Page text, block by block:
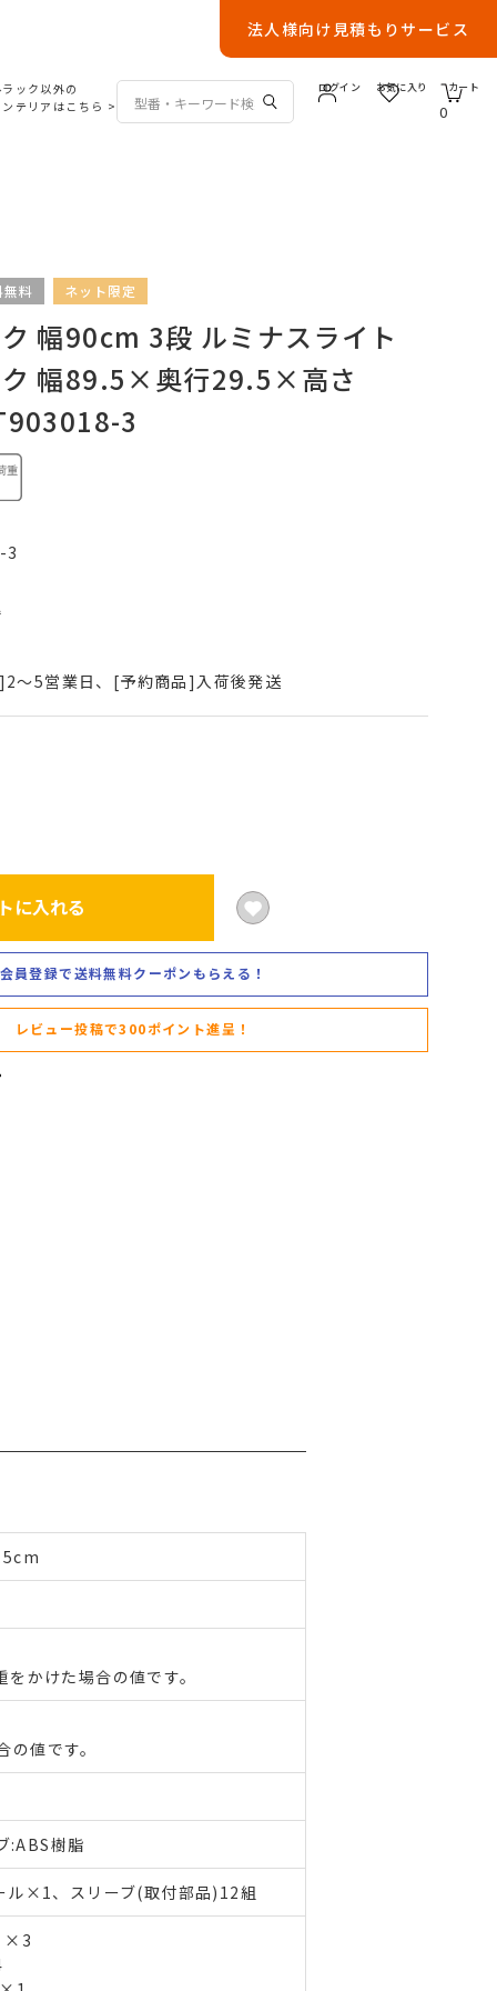
法人様向け見積もりサービス
ック以外の
テリアはこちら >
ログイン お気に入り
0
カート
無料 ネット限定
幅90cm 3段 ルミナスライト
ク 幅89.5×奥行29.5×高さ
3
3
～5営業日、[予約商品]入荷後発送
に入れる
会員登録で送料無料クーポンもらえる！
レビュー投稿で300ポイント進呈！
かけた場合の値です。
値です。
:ABS樹脂
×1、スリーブ(取付部品)12組
×3